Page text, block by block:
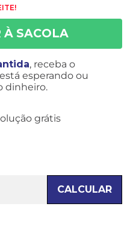
, receba o
esperando ou
dinheiro.
grátis
CALCULAR